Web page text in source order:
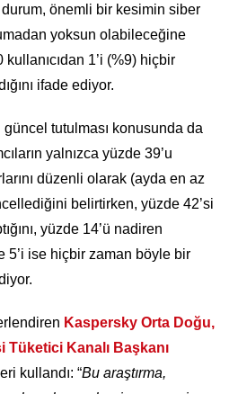
durum, önemli bir kesimin siber
yoksun olabileceğine
1’i (%9) hiçbir
ifade ediyor.
güncel tutulması konusunda da
yalnızca yüzde 39’u
düzenli olarak (ayda en az
belirtirken, yüzde 42’si
yüzde 14’ü nadiren
5’i ise hiçbir zaman böyle bir
Kaspersky Orta Doğu,
Kanalı Başkanı
kullandı: “Bu araştırma,